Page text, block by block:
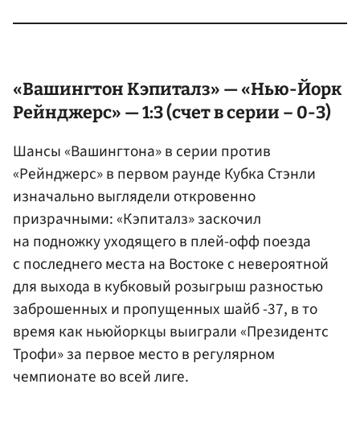
«ВашингтонКэпиталз» — «Нью-Йорк
Рейнджерс» — 1:3 (счет в серии – 0-3)
Шансы «Вашингтона» в серии против
«Рейнджерс» в первом раунде Кубка Стэнли
изначально выглядели откровенно
призрачными: «Кэпиталз» заскочил
на подножку уходящего в плей-офф поезда
с последнего места на Востоке с невероятной
для выхода в кубковый розыгрыш разностью
заброшенных и пропущенных шайб -37, в то
время как ньюйоркцы выиграли «Президентс
Трофи» за первое место в регулярном
чемпионате во всей лиге.